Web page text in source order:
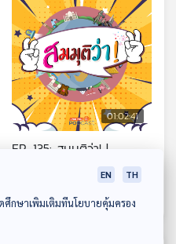
01:02:41
EP. 135: สมมุติว่า! |
การเมืองไทยไม่มี 2 น.-1 พ.
EN TH
ศึกษาเพิ่มเติมที่นโยบายคุ้มครอง